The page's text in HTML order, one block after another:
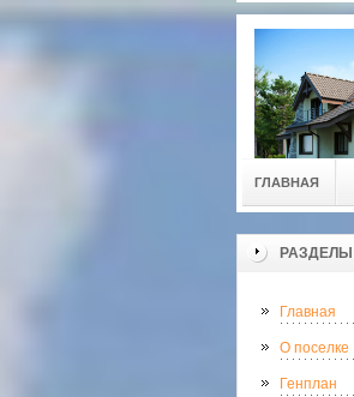
ГЛАВНАЯ
РАЗДЕЛЫ
Главная
О поселке
Генплан